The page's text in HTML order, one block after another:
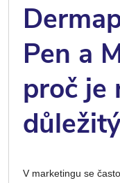
Pen a
proč je
V marketingu se